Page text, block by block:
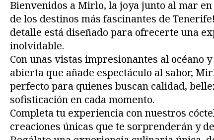
Bienvenidos a Mirlo, la joya junto al mar en
de los destinos más fascinantes de
detalle está diseñado para ofrecerte una
inolvidable.
Con unas vistas impresionantes al océano
abierta que añade espectáculo al sabor,
perfecto para quienes buscan calidad,
sofisticación en cada momento.
Completa tu experiencia con nuestros
creaciones únicas que te sorprenderán y